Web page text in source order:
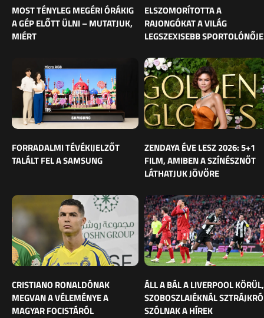
MOST TÉNYLEG MEGÉRI ÓRÁKIG
A GÉP ELŐTT ÜLNI – MUTATJUK,
MIÉRT
ELSZOMORÍTOTTA A
RAJONGÓKAT A VILÁG
LEGSZEXISEBB SPORTOLÓNŐJE
FORRADALMI TÉVÉKIJELZŐT
TALÁLT FEL A SAMSUNG
ZENDAYA ÉVE LESZ 2026: 5+1
FILM, AMIBEN A SZÍNÉSZNŐT
LÁTHATJUK JÖVŐRE
CRISTIANO RONALDÓNAK
MEGVAN A VÉLEMÉNYE A
MAGYAR FOCISTÁRÓL
ÁLL A BÁL A LIVERPOOL KÖRÜL,
SZOBOSZLAIÉKNÁL
SZÓLNAK A HÍREK